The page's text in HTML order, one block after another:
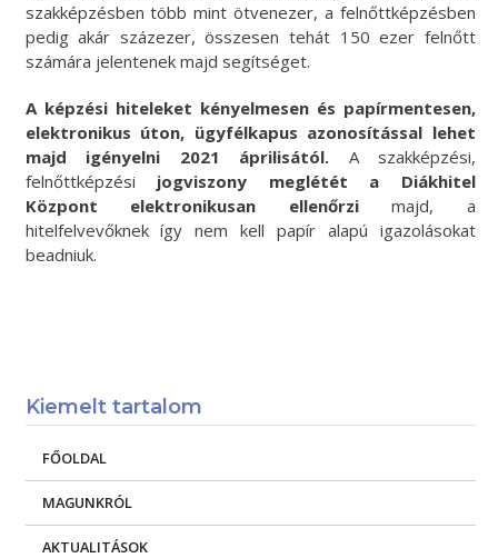
szakképzésben több mint ötvenezer, a felnőttképzésben
pedig akár százezer, összesen tehát 150 ezer felnőtt
számára jelentenek majd segítséget.
A képzési hiteleket kényelmesen és papírmentesen,
elektronikus úton, ügyfélkapus azonosítással lehet
majd igényelni 2021 áprilisától. A szakképzési,
felnőttképzési jogviszony meglétét a Diákhitel
Központ elektronikusan ellenőrzimajd, a
hitelfelvevőknek így nem kell papír alapú igazolásokat
beadniuk.
Kiemelt tartalom
FŐOLDAL
MAGUNKRÓL
AKTUALITÁSOK